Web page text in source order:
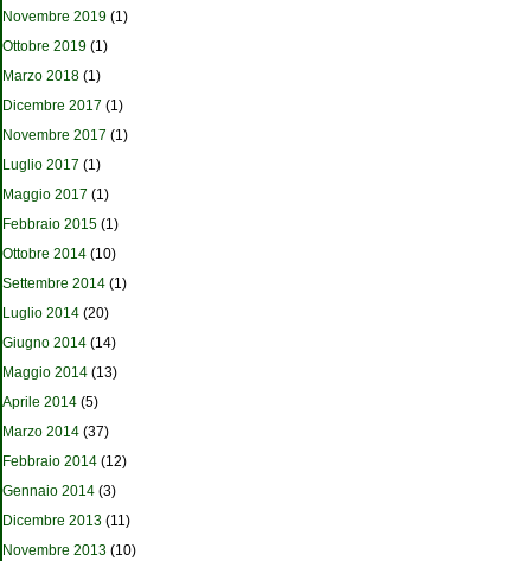
Novembre 2019 (1)
Ottobre 2019 (1)
Marzo 2018 (1)
Dicembre 2017 (1)
Novembre 2017 (1)
Luglio 2017 (1)
Maggio 2017 (1)
Febbraio 2015 (1)
Ottobre 2014 (10)
Settembre 2014 (1)
Luglio 2014 (20)
Giugno 2014 (14)
Maggio 2014 (13)
Aprile 2014 (5)
Marzo 2014 (37)
Febbraio 2014 (12)
Gennaio 2014 (3)
Dicembre 2013 (11)
Novembre 2013 (10)